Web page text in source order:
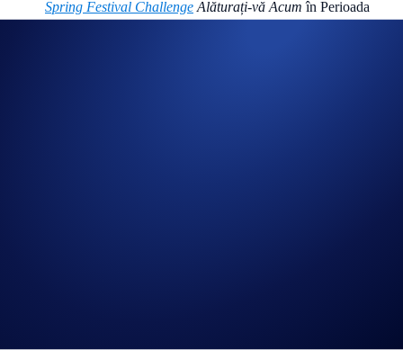
Spring Festival Challenge Alăturați-vă Acumîn Perioada